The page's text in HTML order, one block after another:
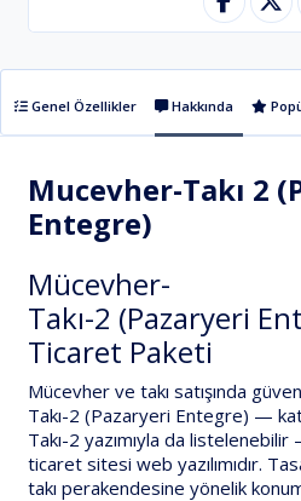
Genel Özellikler Hakkında
Mucevher-Takı 2
Entegre)
Mücevher-
Takı-2 (Pazaryeri
Ticaret Paketi
Mücevher ve takı satışında güven
Takı-2 (Pazaryeri Entegre) —
Takı-2 yazımıyla da listelenebilir
ticaret sitesi web yazılımıdır.
takı perakendesine yönelik